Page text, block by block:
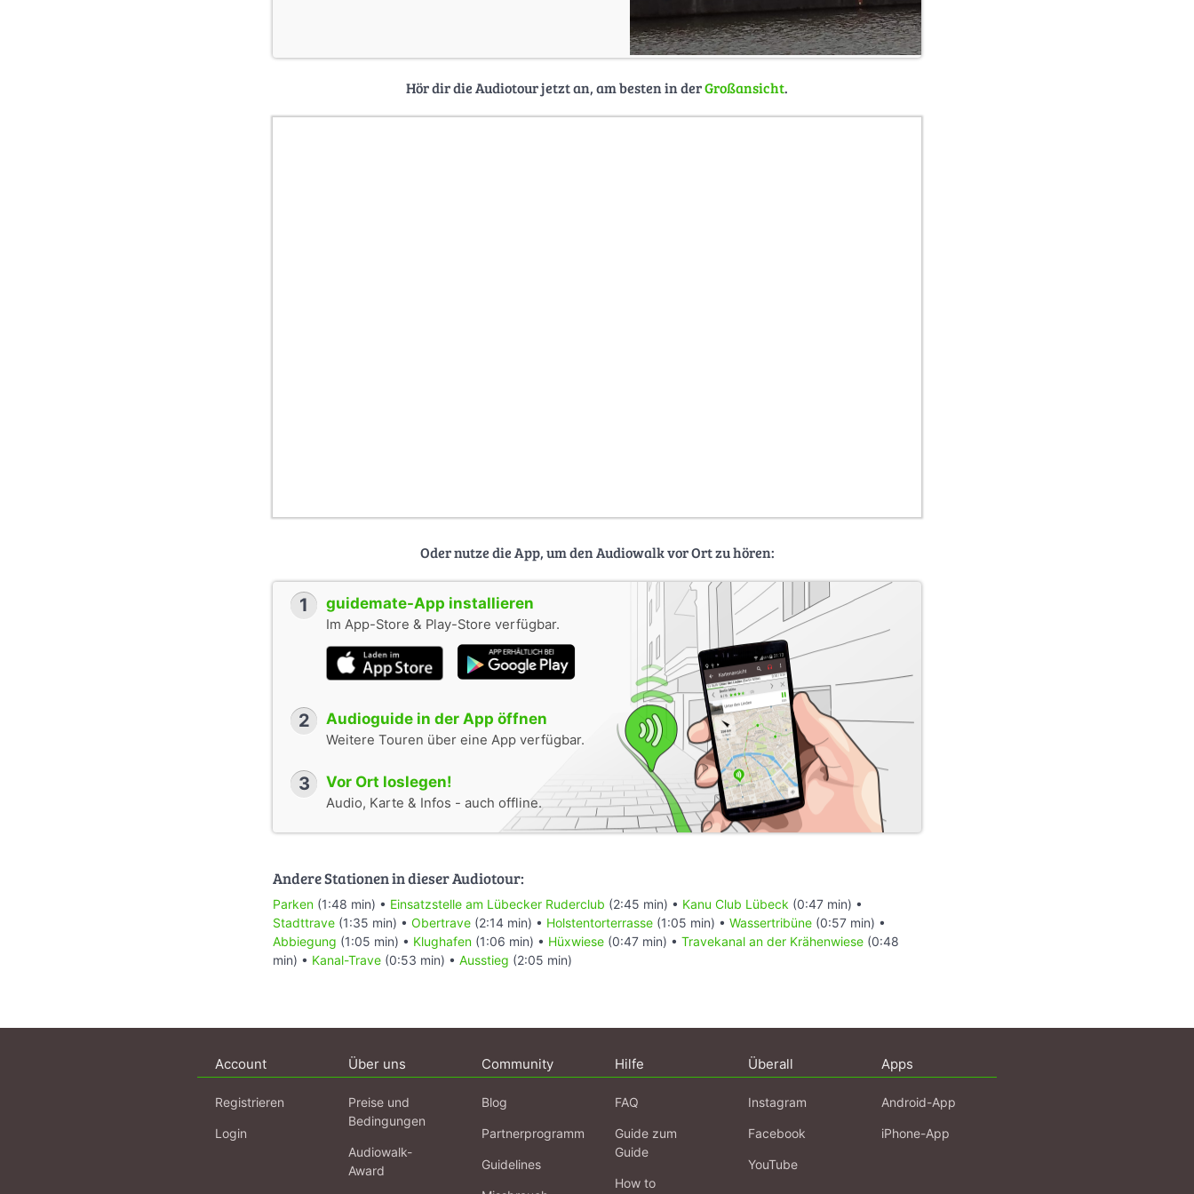
Hör dir die Audiotour jetzt an, am besten in derGroßansicht.
Oder nutze die App, um den Audiowalk vor Ort zu hören:
1 guidemate-App installieren
Im App-Store & Play-Store verfügbar.
2 Audioguide in der App öffnen
Weitere Touren über eine App verfügbar.
3 Vor Ort loslegen!
Audio, Karte & Infos - auch offline.
Andere Stationen in dieser Audiotour:
Parken (1:48 min) • Einsatzstelle am Lübecker Ruderclub (2:45 min) • Kanu Club Lübeck (0:47 min) •
Stadttrave (1:35 min) • Obertrave (2:14 min) • Holstentorterrasse (1:05 min) • Wassertribüne (0:57 min) •
Abbiegung (1:05 min) • Klughafen (1:06 min) • Hüxwiese (0:47 min) • Travekanal an der Krähenwiese (0:48
min) • Kanal-Trave (0:53 min) • Ausstieg (2:05 min)
Account
Registrieren
Login
Über uns
Preise und
Bedingungen
Audiowalk-
Award
Community
Blog
Partnerprogramm
Guidelines
Hilfe
FAQ
Guide zum
Guide
How to
Überall
Instagram
Facebook
YouTube
Apps
Android-App
iPhone-App